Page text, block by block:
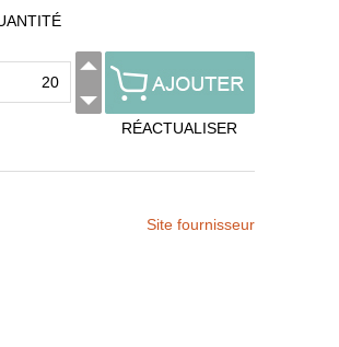
RÉACTUALISER
Site fournisseur